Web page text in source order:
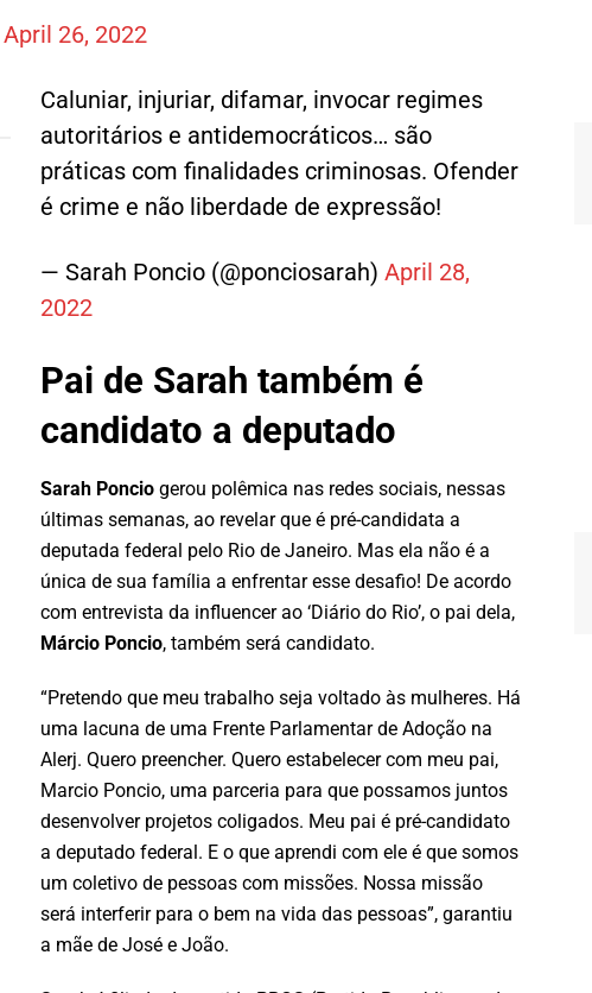
April 26, 2022
Caluniar, injuriar, difamar, invocar regimes
autoritários e antidemocráticos… são
práticas com finalidades criminosas. Ofender
é crime e não liberdade de expressão!
— Sarah Poncio (@ponciosarah) April 28,
2022
Pai de Sarah também é
candidato a deputado
Sarah Poncio gerou polêmica nas redes sociais, nessas
últimas semanas, ao revelar que é pré-candidata a
deputada federal pelo Rio de Janeiro. Mas ela não é a
única de sua família a enfrentar esse desafio! De acordo
com entrevista da influencer ao ‘Diário do Rio’, o pai dela,
Márcio Poncio, também será candidato.
“Pretendo que meu trabalho seja voltado às mulheres. Há
uma lacuna de uma Frente Parlamentar de Adoção na
Alerj. Quero preencher. Quero estabelecer com meu pai,
Marcio Poncio, uma parceria para que possamos juntos
desenvolver projetos coligados. Meu pai é pré-candidato
a deputado federal. E o que aprendi com ele é que somos
um coletivo de pessoas com missões. Nossa missão
será interferir para o bem na vida das pessoas”, garantiu
a mãe de José e João.